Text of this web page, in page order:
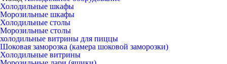
Холодильные шкафы
Морозильные шкафы
Холодильные столы
Морозильные столы
холодильные витрины для пиццы
Шоковая заморозка (камера шоковой заморозки)
Холодильные витрины